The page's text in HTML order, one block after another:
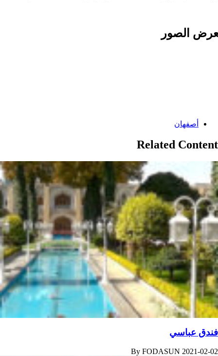
الصور
Categories:
أصفهان
Related Content
فندق عباسي
By FODASUN 2021-02-02